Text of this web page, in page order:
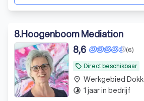
8.Hoogenboom Mediation
local_offer Direct beschikbaar
(6)
8,6
place Werkgebied
timelapse 1 jaar in bedrijf